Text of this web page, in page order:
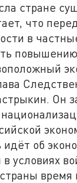
стране
что
в
Он
об
в условиях
время